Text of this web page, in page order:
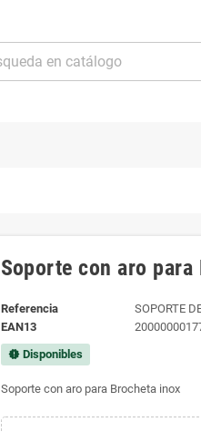
Soporte con aro para
Referencia
SOPORTE
EAN13
new_releasesDisponibles
Soporte con aro para Brocheta inox